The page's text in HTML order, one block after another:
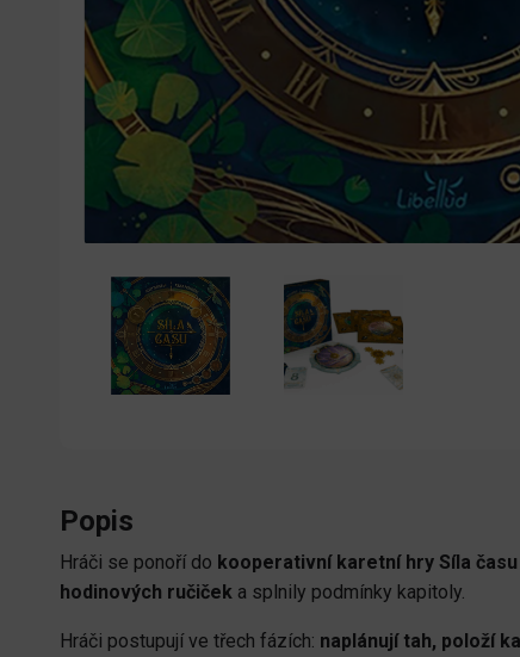
Popis
Hráči se ponoří do kooperativní karetní hry Síla času
hodinových ručiček a splnily podmínky kapitoly.
Hráči postupují ve třech fázích: naplánují tah, položí